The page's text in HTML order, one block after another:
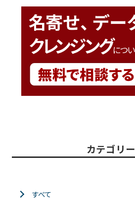
カテゴリー
すべて